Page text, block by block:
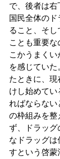
で、後者は右
国民全体の
ること、そ
ことも重要
こかうまくい
を感じてい
たときに、
けし始めて
ればならない
の枠組みを整
ず、ドラッグ
なドラッグ
すという啓蒙